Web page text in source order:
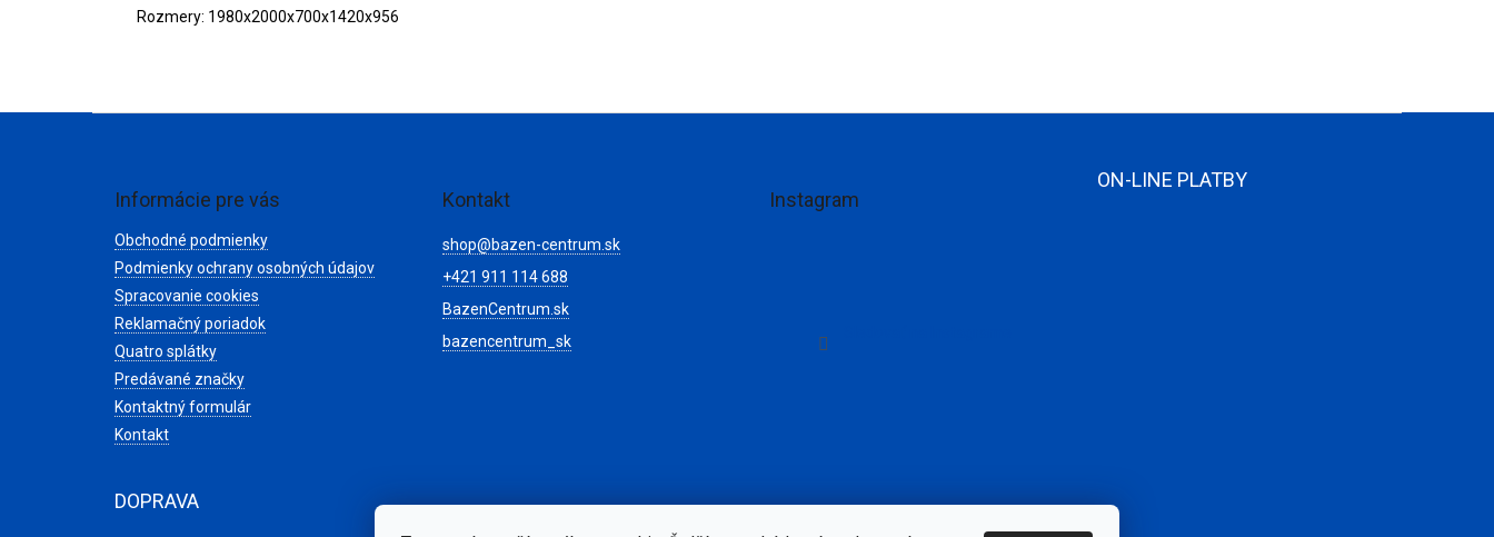
Rozmery: 1980x2000x700x1420x956
Informácie pre vás
Obchodné podmienky
Podmienky ochrany osobných údajov
Spracovanie cookies
Reklamačný poriadok
Quatro splátky
Predávané značky
Kontaktný formulár
Kontakt
Kontakt
shop@bazen-centrum.sk
+421 911 114 688
BazenCentrum.sk
bazencentrum_sk
Instagram
ON-LINE PLATBY
DOPRAVA